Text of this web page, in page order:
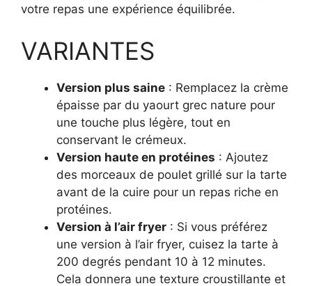
votre repas une expérience équilibrée.
VARIANTES
Version plus saine : Remplacez la crème
épaisse par du yaourt grec nature pour
une touche plus légère, tout en
conservant le crémeux.
Version haute en protéines : Ajoutez
des morceaux de poulet grillé sur la tarte
avant de la cuire pour un repas riche en
protéines.
Version à l’air fryer : Si vous préférez
une version à l’air fryer, cuisez la tarte à
200 degrés pendant 10 à 12 minutes.
Cela donnera une texture croustillante et